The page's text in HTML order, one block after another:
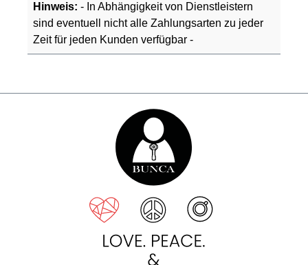
Hinweis: - In Abhängigkeit von Dienstleistern
sind eventuell nicht alle Zahlungsarten zu jeder
Zeit für jeden Kunden verfügbar -